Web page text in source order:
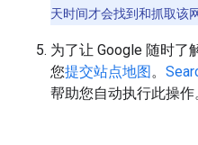
天时间才会找到和抓取该
为了让 Google 随时了
您提交站点地图。
帮助您自动执行此操作